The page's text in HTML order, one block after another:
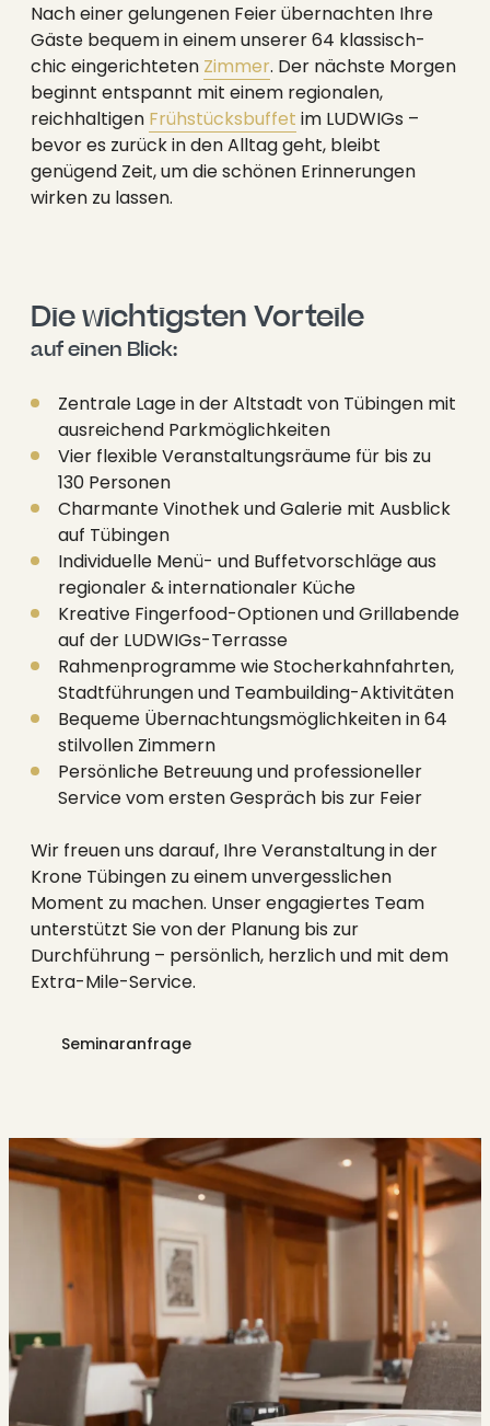
Nach einer gelungenen Feier übernachten Ihre
Gäste bequem in einem unserer 64 klassisch-
chic eingerichteten Zimmer. Der nächste Morgen
beginnt entspannt mit einem regionalen,
reichhaltigen Frühstücksbuffet im LUDWIGs –
bevor es zurück in den Alltag geht, bleibt
genügend Zeit, um die schönen Erinnerungen
wirken zu lassen.
Die wichtigsten Vorteile
auf einen Blick:
Zentrale Lage in der Altstadt von Tübingen mit
ausreichend Parkmöglichkeiten
Vier flexible Veranstaltungsräume für bis zu
130 Personen
Charmante Vinothek und Galerie mit Ausblick
auf Tübingen
Individuelle Menü- und Buffetvorschläge aus
regionaler & internationaler Küche
Kreative Fingerfood-Optionen und Grillabende
auf der LUDWIGs-Terrasse
Rahmenprogramme wie Stocherkahnfahrten,
Stadtführungen und Teambuilding-Aktivitäten
Bequeme Übernachtungsmöglichkeiten in 64
stilvollen Zimmern
Persönliche Betreuung und professioneller
Service vom ersten Gespräch bis zur Feier
Wir freuen uns darauf, Ihre Veranstaltung in der
Krone Tübingen zu einem unvergesslichen
Moment zu machen. Unser engagiertes Team
unterstützt Sie von der Planung bis zur
Durchführung – persönlich, herzlich und mit dem
Extra-Mile-Service.
Seminaranfrage